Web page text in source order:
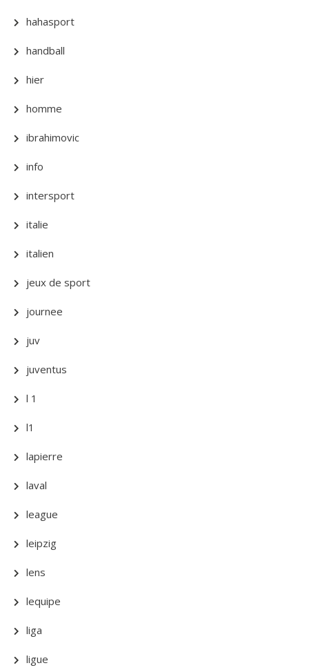
hahasport
handball
hier
homme
ibrahimovic
info
intersport
italie
italien
jeux de sport
journee
juv
juventus
l 1
l1
lapierre
laval
league
leipzig
lens
lequipe
liga
ligue